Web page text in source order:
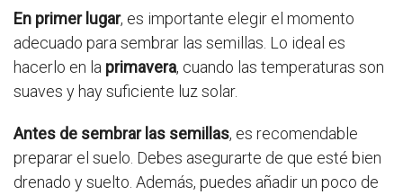
En primer lugar, es importante elegir el momento
adecuado para sembrar las semillas. Lo ideal es
hacerlo en la primavera, cuando las temperaturas son
suaves y hay suficiente luz solar.
Antes de sembrar las semillas, es recomendable
preparar el suelo. Debes asegurarte de que esté bien
drenado y suelto. Además, puedes añadir un poco de